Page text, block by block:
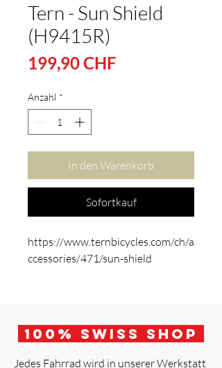
Tern - Sun Shield
(H9415R)
199,90 CHFPreis
Anzahl *
In den Warenkorb
Sofortkauf
https://www.ternbicycles.com/ch/a
ccessories/471/sun-shield
100 % Swiss Shop
Jedes Fahrrad wird in unserer Werkstatt